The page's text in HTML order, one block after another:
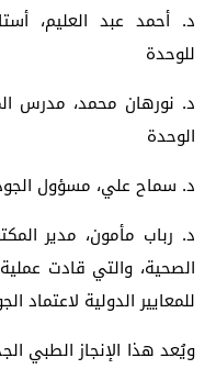
د. أحمد عبد العليم،
للوحدة
د. نورهان محمد، مدرس
الوحدة
د. سماح علي، مسؤول
د. رباب مأمون، مدير
الصحية، والتي قادت
للمعايير الدولية لاعتماد
ويُعد هذا الإنجاز الطبي